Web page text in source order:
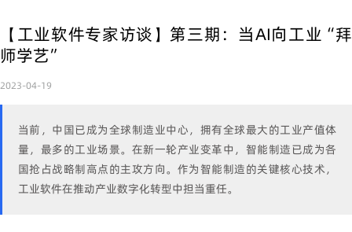
【工业软件专家访谈】第三期：当AI向工业“拜
师学艺”
2023-04-19
当前，中国已成为全球制造业中心，拥有全球最大的工业产值体
量，最多的工业场景。在新一轮产业变革中，智能制造已成为各
国抢占战略制高点的主攻方向。作为智能制造的关键核心技术，
工业软件在推动产业数字化转型中担当重任。